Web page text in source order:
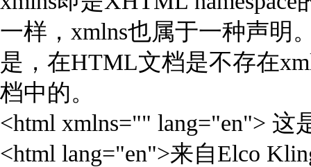
一样，xmlns也属于一种声明
是，在HTML文档是不存在
档中的。
<html xmlns="" lang="en">
<html lang="en">来自Elco